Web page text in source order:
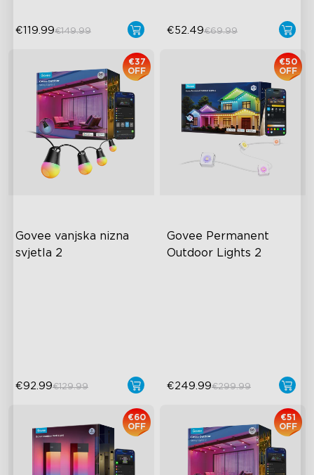
€119.99€149.99 €52.49€69.99
Govee vanjska nizna
svjetla 2
€37
OFF
€92.99€129.99
Govee Permanent
Outdoor Lights 2
€50
OFF
€249.99€299.99
€60
OFF
€51
OFF